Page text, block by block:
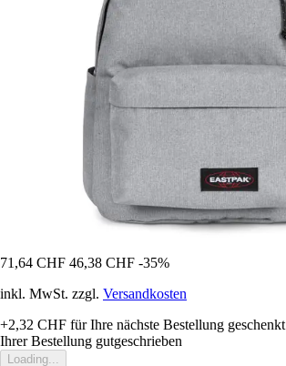
71,64 CHF 46,38 CHF -35%
inkl. MwSt. zzgl. Versandkosten
+2,32 CHF für Ihre nächste Bestellung geschenkt
Ihrer Bestellung gutgeschrieben
Loading...